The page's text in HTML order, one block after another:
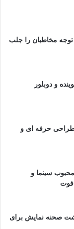
مخاطبان را جلب
و دوبلور
حرفه‌ ای و
سینما و
صحنه نمایش برای